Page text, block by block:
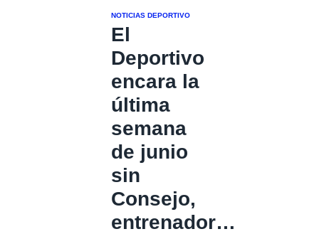
NOTICIAS DEPORTIVO
El
Deportivo
encara la
última
semana
de junio
sin
Consejo,
entrenador…